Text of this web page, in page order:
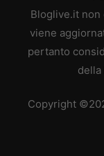
Bloglive.it non
viene
pertanto
della
Copyright